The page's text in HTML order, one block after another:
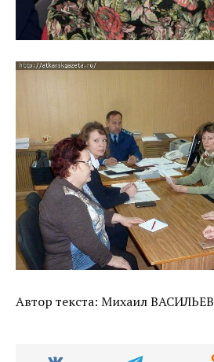
Автор текста: Михаил ВАСИЛЬЕВ